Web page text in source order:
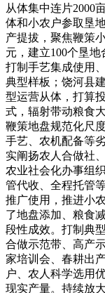
从体集中连片2000
体和小农户参取垦
产提拔，聚焦鞭策
元，建立100个垦地
打制手艺集成使用
典型样板；饶河县
型运营从体，打算
式，辐射带动粮食
鞭策地盘规范化尺
手艺、农机配备等
实阐扬农人合做社
农业社会化办事组
管代收、全程托管
推广使用，推进小
了地盘添加、粮食
段性成效。打制典
合做示范带、高产
家培训会、春耕出
户、农人科学选用
现实产量。持续放